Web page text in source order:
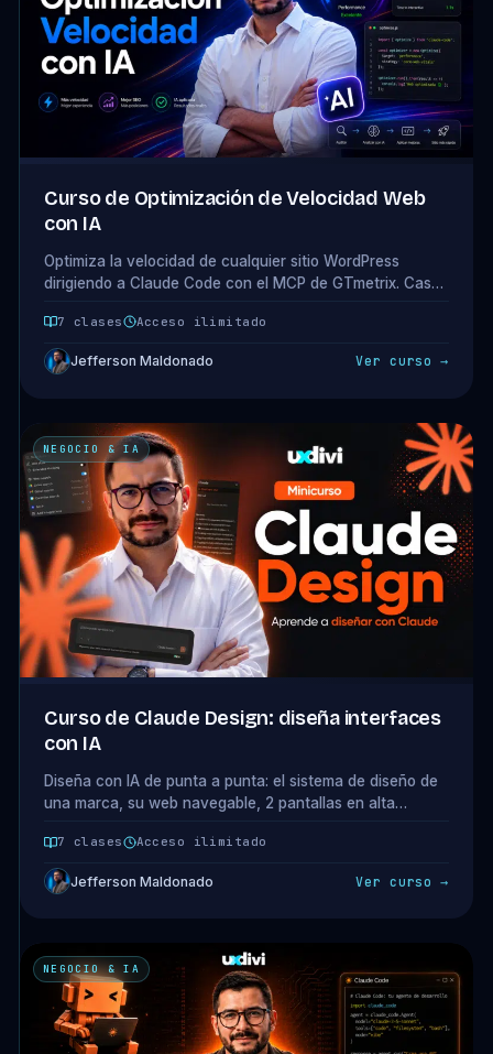
Curso de Optimización de Velocidad Web
con IA
Optimiza la velocidad de cualquier sitio WordPress
dirigiendo a Claude Code con el MCP de GTmetrix. Caso
por el camino. 1 módulo · 7 clases · 2.2 horas.
7 clases Acceso ilimitado
Jefferson Maldonado Ver curso →
NEGOCIO & IA
Curso de Claude Design: diseña interfaces
con IA
Diseña con IA de punta a punta: el sistema de diseño de
una marca, su web navegable, 2 pantallas en alta
de 6 clases con Claude Design.
7 clases Acceso ilimitado
Jefferson Maldonado Ver curso →
NEGOCIO & IA